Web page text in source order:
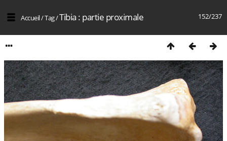
152/237
Accueil/Tag/Tibia : partie proximale